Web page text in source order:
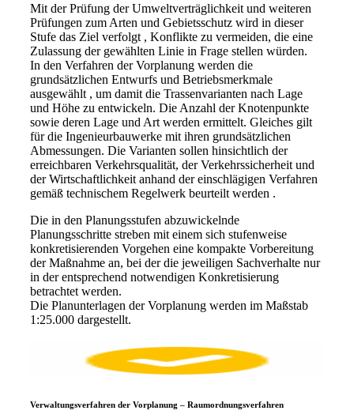
Mit der Prüfung der Umweltverträglichkeit und weiteren
Prüfungen zum Arten und Gebietsschutz wird in dieser
Stufe das Ziel verfolgt , Konflikte zu vermeiden, die eine
Zulassung der gewählten Linie in Frage stellen würden.
In den Verfahren der Vorplanung werden die
grundsätzlichen Entwurfs und Betriebsmerkmale
ausgewählt , um damit die Trassenvarianten nach Lage
und Höhe zu entwickeln. Die Anzahl der Knotenpunkte
sowie deren Lage und Art werden ermittelt. Gleiches gilt
für die Ingenieurbauwerke mit ihren grundsätzlichen
Abmessungen. Die Varianten sollen hinsichtlich der
erreichbaren Verkehrsqualität, der Verkehrssicherheit und
der Wirtschaftlichkeit anhand der einschlägigen Verfahren
gemäß technischem Regelwerk beurteilt werden .
Die in den Planungsstufen abzuwickelnde
Planungsschritte streben mit einem sich stufenweise
konkretisierenden Vorgehen eine kompakte Vorbereitung
der Maßnahme an, bei der die jeweiligen Sachverhalte nur
in der entsprechend notwendigen Konkretisierung
betrachtet werden.
Die Planunterlagen der Vorplanung werden im Maßstab
1:25.000 dargestellt.
Verwaltungsverfahren der Vorplanung – Raumordnungsverfahren